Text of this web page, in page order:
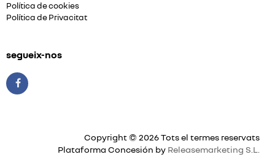
Política de cookies
Política de Privacitat
segueix-nos
Copyright © 2026 Tots el termes reservats
Plataforma Concesión by Releasemarketing S.L.